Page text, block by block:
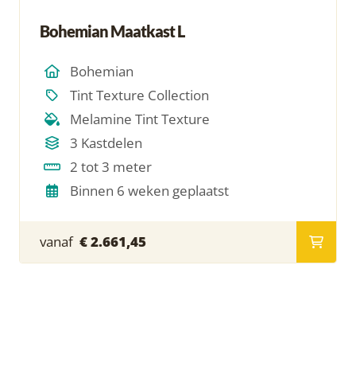
Bohemian Maatkast L
Bohemian
Tint Texture Collection
Melamine Tint Texture
3 Kastdelen
2 tot 3 meter
Binnen 6 weken geplaatst
vanaf € 2.661,45